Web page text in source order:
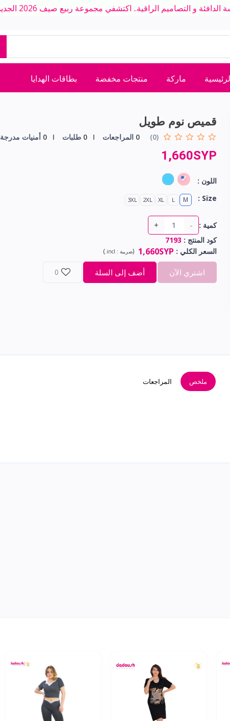
و التصاميم الراقية.. اكتشفي مجموعة ربيع صيف 2026 الجديدة بلمسة عصرية
ماركة منتجات مخفضة بطاقات الهدايا
قميص نوم طويل
(0)
0 المراجعات 0 طلبات 0 أمنيات مدرجة
1,660SYP
اللون :
Size :
M
L
XL
2XL
3XL
كمية : -
+
كود المنتج : 7193
السعر الكلي :
1,660SYP
(ضريبة : incl.
)
اشتري الآن أضف إلى السلة 0
ملخص المراجعات